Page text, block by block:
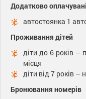
Додатково
автостоянка 1
Проживання дітей
діти до 6 років –
місця
діти від 7 років
Бронювання номерів